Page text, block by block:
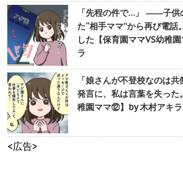
「先程の件で…」 ――子供
た“相手ママ”から再び電話
した【保育園ママVS幼稚
ラ
「娘さんが不登校なのは
発言に、私は言葉を失った
稚園ママ⑫】by 木村アキラ
<広告>